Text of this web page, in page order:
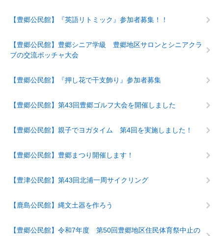
【豊郷公民館】『英語リトミック』参加者募集！！
【豊郷公民館】豊郷シニア学級 豊郷地区サロンとシニアクラ
ブの交流ボッチャ大会
【豊郷公民館】『押し花で干支飾り』参加者募集
【豊郷公民館】第43回豊郷ゴルフ大会を開催しました
【豊郷公民館】親子でヨガタイム 第4回を実施しました！
【豊郷公民館】豊郷まつり開催します！
【豊津公民館】第43回北浦一周サイクリング
【鹿島公民館】縄文土器を作ろう
【豊郷公民館】令和7年度 第50回豊郷地区住民体育祭中止の